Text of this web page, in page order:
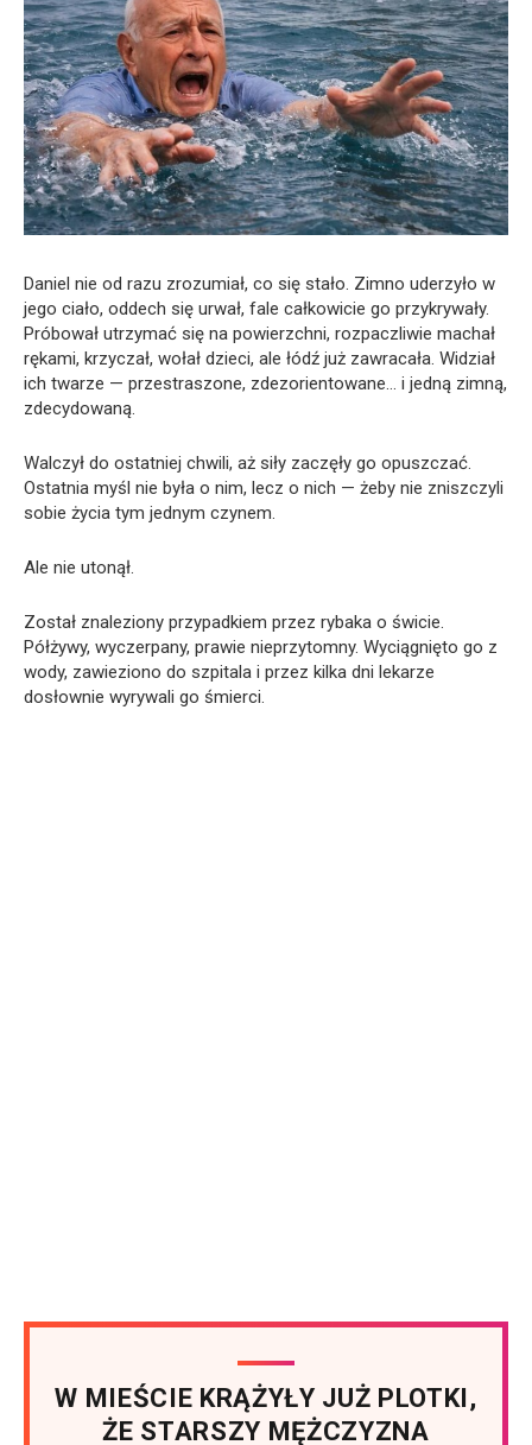
Daniel nie od razu zrozumiał, co się stało. Zimno uderzyło w
jego ciało, oddech się urwał, fale całkowicie go przykrywały.
Próbował utrzymać się na powierzchni, rozpaczliwie machał
rękami, krzyczał, wołał dzieci, ale łódź już zawracała. Widział
ich twarze — przestraszone, zdezorientowane… i jedną zimną,
zdecydowaną.
Walczył do ostatniej chwili, aż siły zaczęły go opuszczać.
Ostatnia myśl nie była o nim, lecz o nich — żeby nie zniszczyli
sobie życia tym jednym czynem.
Ale nie utonął.
Został znaleziony przypadkiem przez rybaka o świcie.
Półżywy, wyczerpany, prawie nieprzytomny. Wyciągnięto go z
wody, zawieziono do szpitala i przez kilka dni lekarze
dosłownie wyrywali go śmierci.
W MIEŚCIE KRĄŻYŁY JUŻ PLOTKI,
ŻE STARSZY MĘŻCZYZNA